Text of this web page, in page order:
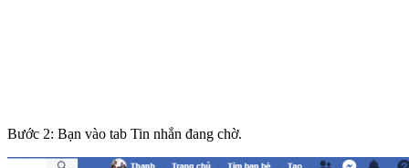
Bước 2: Bạn vào tab Tin nhắn đang chờ.